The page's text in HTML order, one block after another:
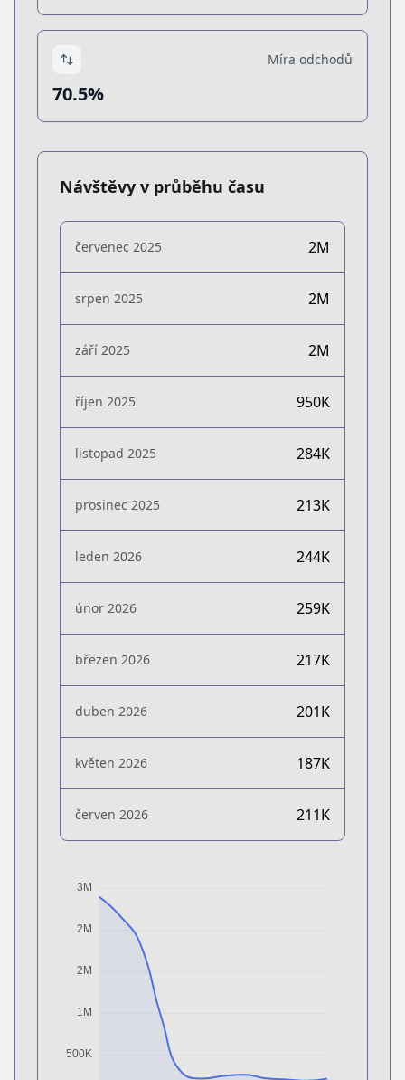
Míra odchodů
70.5%
Návštěvy v průběhu času
červenec 2025 2M
srpen 2025 2M
září 2025 2M
říjen 2025 950K
listopad 2025 284K
prosinec 2025 213K
leden 2026 244K
únor 2026 259K
březen 2026 217K
duben 2026 201K
květen 2026 187K
červen 2026 211K